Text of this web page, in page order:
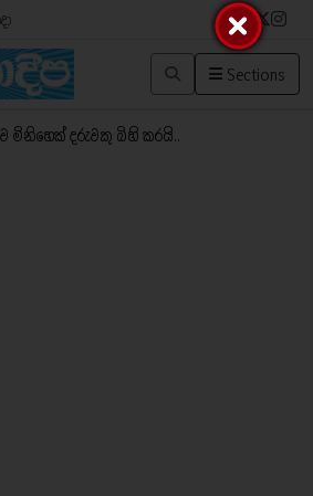
Sections
මිනිහෙක් දරුවකු බිහි කරයි..